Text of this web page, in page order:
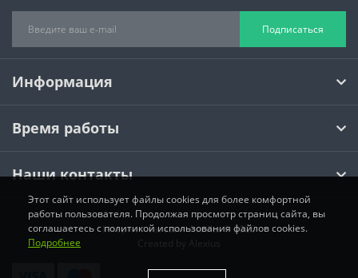
Подписаться
Информация
Время работы
Наши контакты
Інтернет магазин Activka © 2026
Created by
Alexius
Этот сайт использует файлы cookies для более комфортной
работы пользователя. Продолжая просмотр страниц сайта, вы
соглашаетесь с политикой использования файлов cookies.
Подробнее